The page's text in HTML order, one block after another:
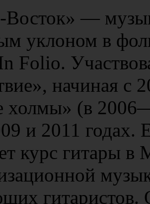
Восток» —
уклоном в
Folio.
начиная с
холмы» (в
и 2011 годах.
курс гитары в
гитаристов.